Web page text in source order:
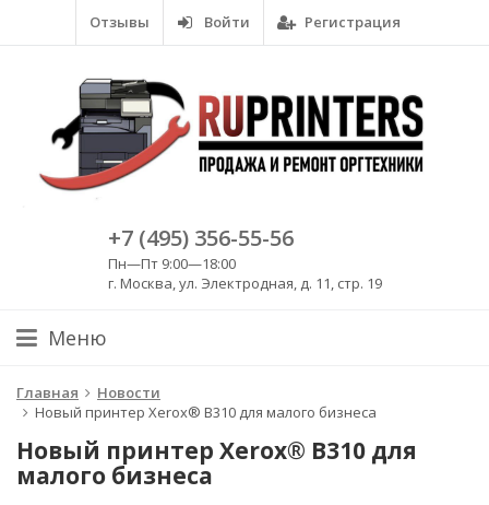
Отзывы Войти Регистрация
+7 (495) 356-55-56
Пн—Пт 9:00—18:00
г. Москва, ул. Электродная, д. 11, стр. 19
Меню
Главная
Новости
Новый принтер Xerox® B310 для малого бизнеса
Новый принтер Xerox® B310 для
малого бизнеса